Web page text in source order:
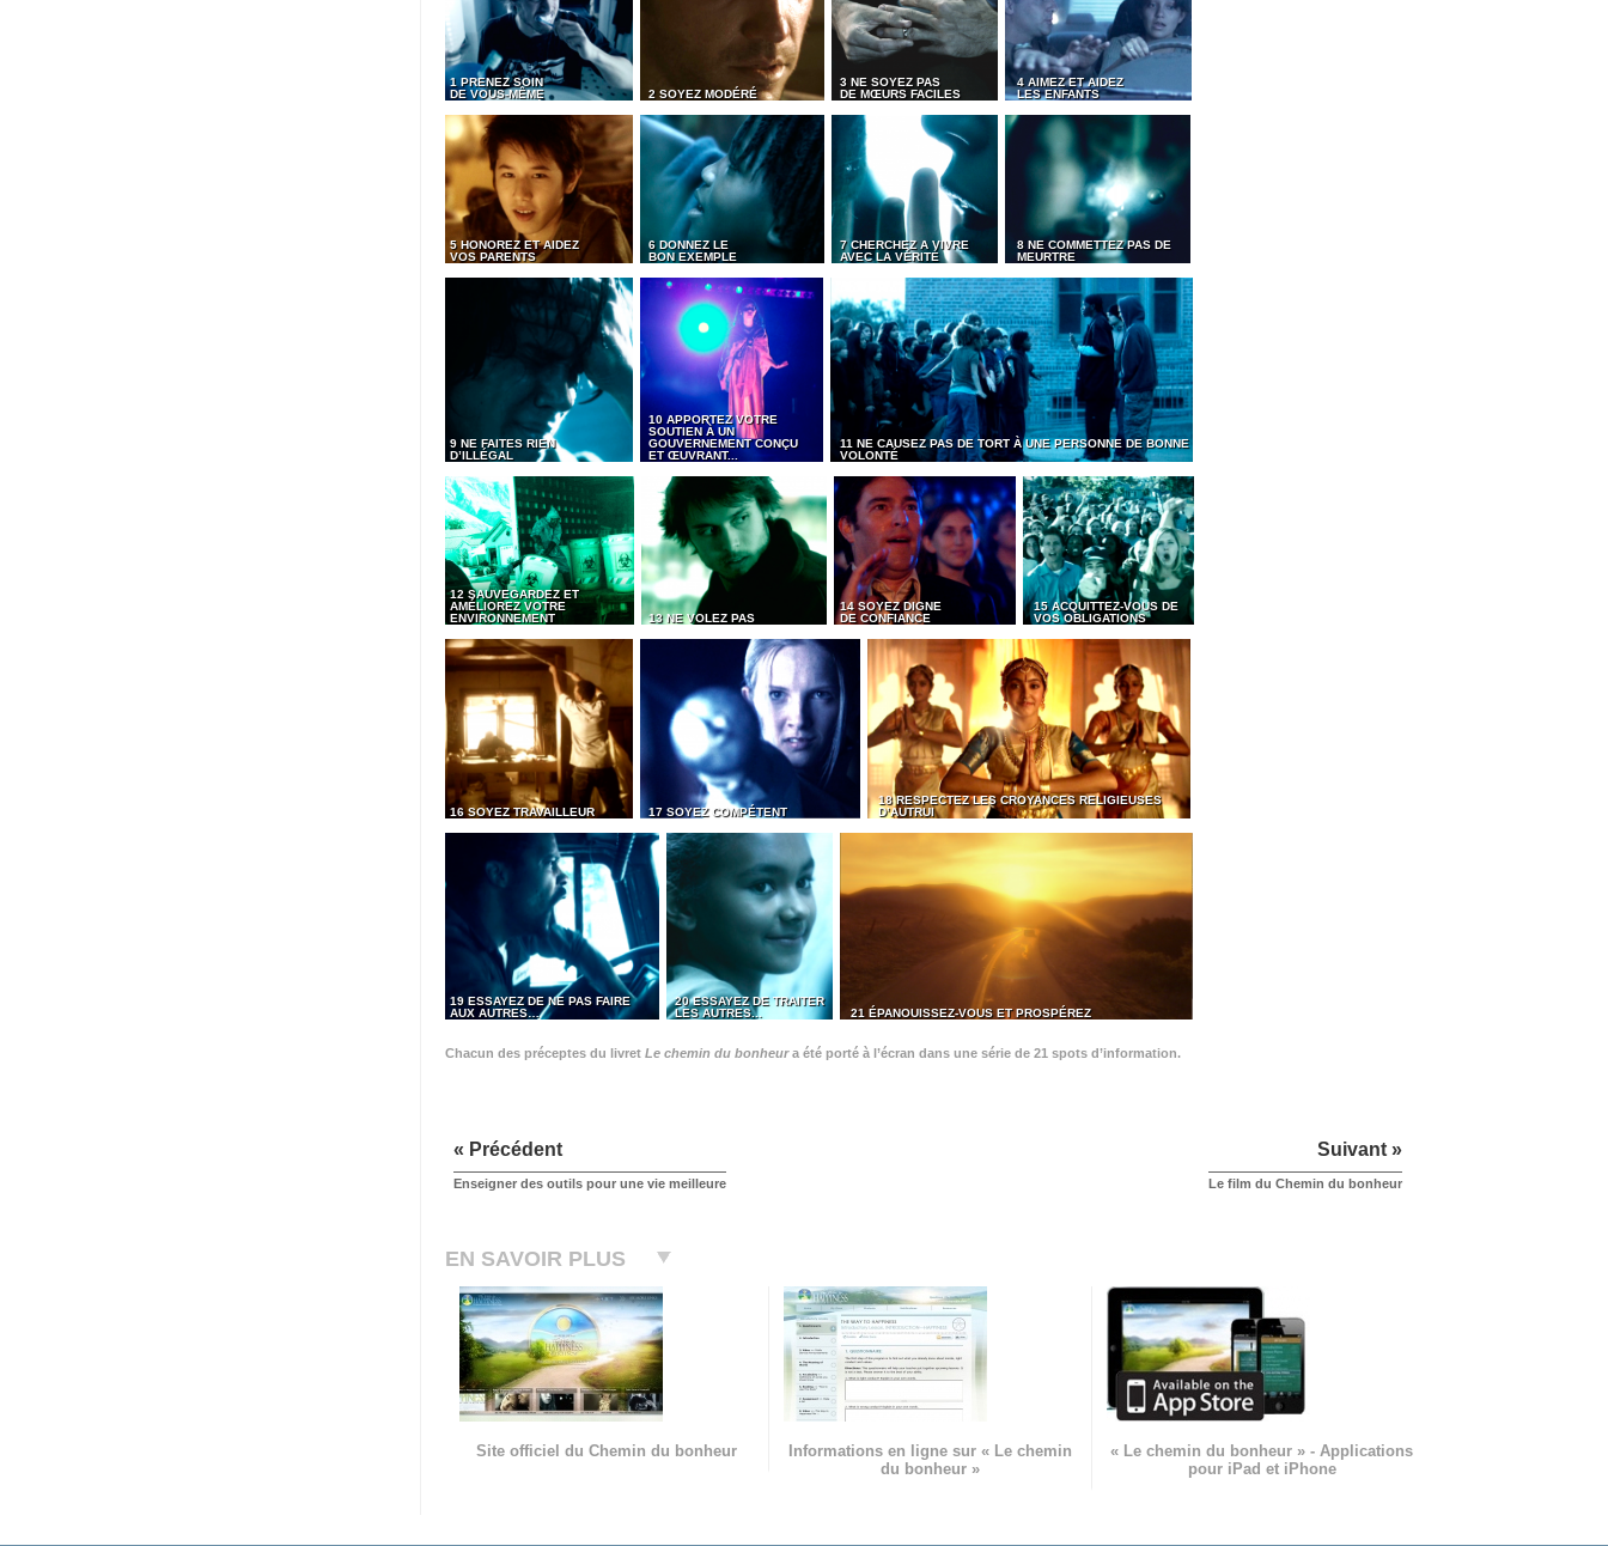
1 PRENEZ SOIN
DE VOUS-MÊME
2 SOYEZ MODÉRÉ
3 NE SOYEZ PAS
DE MŒURS FACILES
4 AIMEZ ET AIDEZ
LES ENFANTS
5 HONOREZ ET AIDEZ
VOS PARENTS
6 DONNEZ LE
BON EXEMPLE
7 CHERCHEZ A VIVRE
AVEC LA VÉRITÉ
8 NE COMMETTEZ PAS DE
MEURTRE
9 NE FAITES RIEN
D’ILLÉGAL
10 APPORTEZ VOTRE
SOUTIEN À UN
GOUVERNEMENT CONÇU
ET ŒUVRANT...
11 NE CAUSEZ PAS DE TORT À UNE PERSONNE DE BONNE
VOLONTÉ
12 SAUVEGARDEZ ET
AMÉLIOREZ VOTRE
ENVIRONNEMENT
13 NE VOLEZ PAS
14 SOYEZ DIGNE
DE CONFIANCE
15 ACQUITTEZ-VOUS DE
VOS OBLIGATIONS
16 SOYEZ TRAVAILLEUR 17 SOYEZ COMPÉTENT
18 RESPECTEZ LES CROYANCES RELIGIEUSES
D’AUTRUI
19 ESSAYEZ DE NE PAS FAIRE
AUX AUTRES…
20 ESSAYEZ DE TRAITER
LES AUTRES...
21 ÉPANOUISSEZ-VOUS ET PROSPÉREZ
Chacun des préceptes du livret Le chemin du bonheura été porté à l’écran dans une série de 21 spots d’information.
« Précédent
Enseigner des outils pour une vie meilleure
Suivant »
Le film du Chemin du bonheur
EN SAVOIR PLUS
Site officiel du Chemin du bonheur
Informations en ligne sur « Le chemin
du bonheur »
« Le chemin du bonheur » - Applications
pour iPad et iPhone